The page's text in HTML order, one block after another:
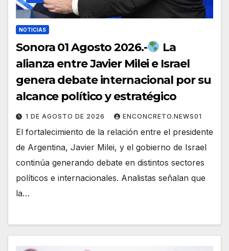
NOTICIAS
Sonora 01 Agosto 2026.-
La
alianza entre Javier Milei e Israel
genera debate internacional por su
alcance político y estratégico
1 DE AGOSTO DE 2026 ENCONCRETO.NEWS01
El fortalecimiento de la relación entre el presidente
de Argentina, Javier Milei, y el gobierno de Israel
continúa generando debate en distintos sectores
políticos e internacionales. Analistas señalan que
la…